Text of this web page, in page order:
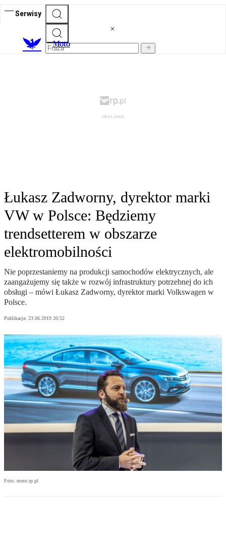
Serwisy
Moto
Łukasz Zadworny, dyrektor marki
VW w Polsce: Będziemy
trendsetterem w obszarze
elektromobilności
Nie poprzestaniemy na produkcji samochodów elektrycznych, ale
zaangażujemy się także w rozwój infrastruktury potrzebnej do ich
obsługi – mówi Łukasz Zadworny, dyrektor marki Volkswagen w
Polsce.
Publikacja: 23.06.2019 20:52
Foto: moto.rp.pl